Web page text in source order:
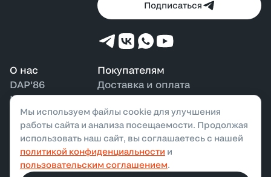
О нас
DAP'86
Контакты
Наши магазины
Покупателям
Доставка и оплата
Возврат и обмен
Бонусная программа
Подписаться
ООО «ДАП»,2026. Все права защищены
Мы используем файлы cookie для улучшения
работы сайта и анализа посещаемости. Продолжая
использовать наш сайт, вы соглашаетесь с нашей
политикой конфиденциальности и
пользовательским соглашением.